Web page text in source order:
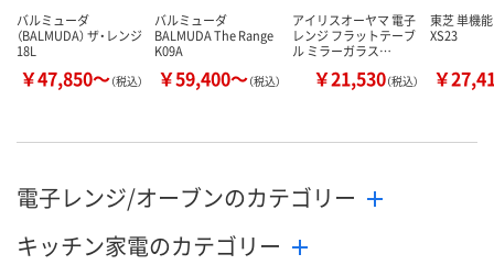
バルミューダ
（BALMUDA） ザ・レンジ
18L
￥47,850～（税込）
バルミューダ
BALMUDA The Range
K09A
￥59,400～（税込）
アイリスオーヤマ 電子
レンジ フラットテーブ
ル ミラーガラス…
￥21,530（税込）
東芝 単機
XS23
￥
電子レンジ/オーブンのカテゴリー
キッチン家電のカテゴリー